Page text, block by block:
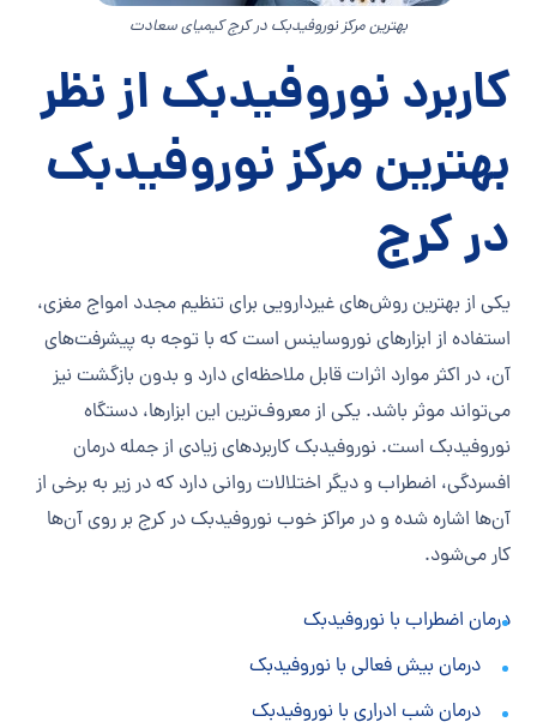
بهترین مرکز نوروفیدبک در کرج کیمیای سعادت
کاربرد نوروفیدبک از نظر
بهترین مرکز نوروفیدبک
در کرج
یکی از بهترین روش‌های غیردارویی برای تنظیم مجدد امواج مغزی،
استفاده از ابزارهای نوروساینس است که با توجه به پیشرفت‌های
آن، در اکثر موارد اثرات قابل ملاحظه‌ای دارد و بدون بازگشت نیز
می‌تواند موثر باشد. یکی از معروف‌ترین این ابزارها، دستگاه
نوروفیدبک است. نوروفیدبک کاربردهای زیادی از جمله درمان
افسردگی، اضطراب و دیگر اختلالات روانی دارد که در زیر به برخی از
آن‌ها اشاره شده و در مراکز خوب نوروفیدبک در کرج بر روی آن‌ها
کار می‌شود.
درمان اضطراب با نوروفیدبک
درمان بیش فعالی با نوروفیدبک
درمان شب ادراری با نوروفیدبک